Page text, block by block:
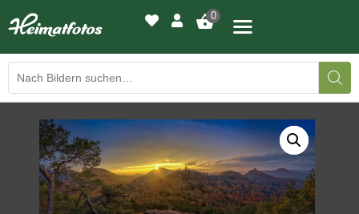
0
BILDERGALERIE
DRUCKQUALITÄTEN
LED-LEUCHTBILDER